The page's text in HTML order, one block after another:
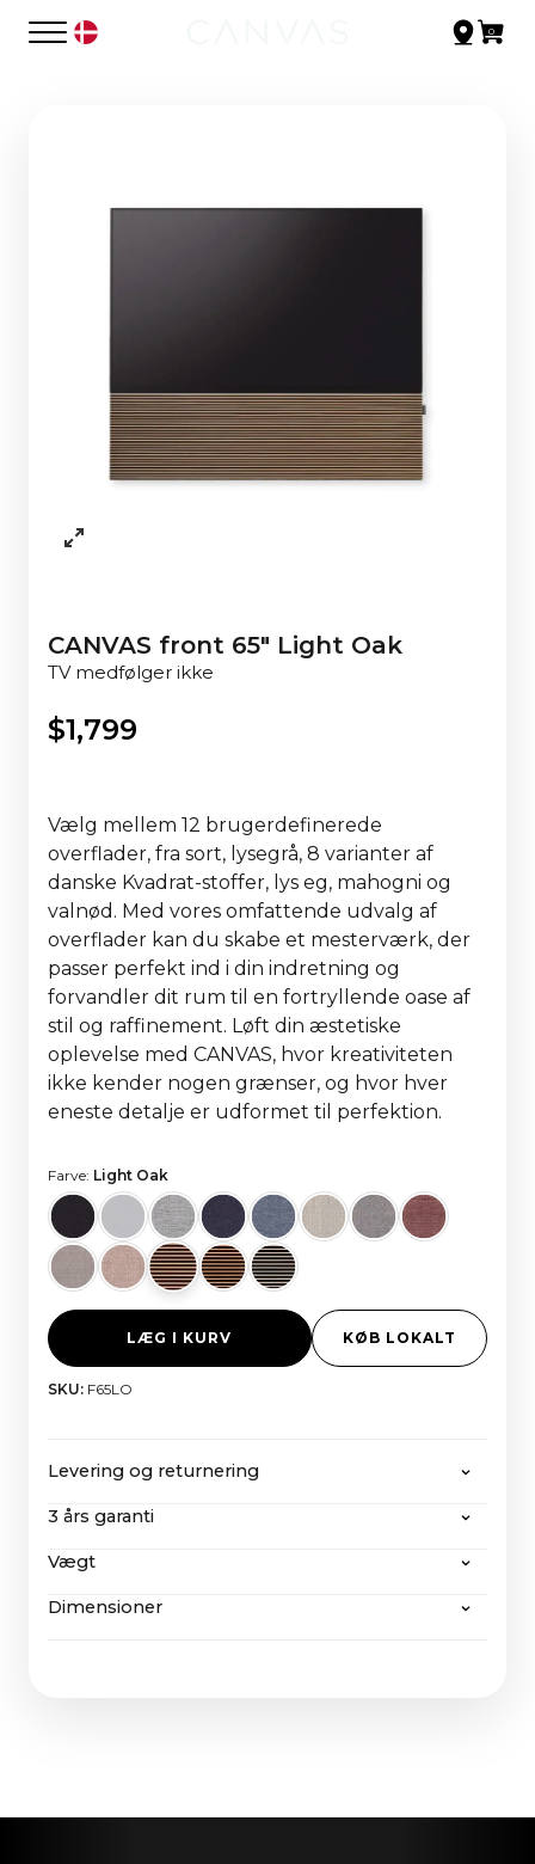
CANVAS front 65" Light Oak
TV medfølger ikke
$1,799
Vælg mellem 12 brugerdefinerede
overflader, fra sort, lysegrå, 8 varianter af
danske Kvadrat-stoffer, lys eg, mahogni og
valnød. Med vores omfattende udvalg af
overflader kan du skabe et mesterværk, der
passer perfekt ind i din indretning og
forvandler dit rum til en fortryllende oase af
stil og raffinement. Løft din æstetiske
oplevelse med CANVAS, hvor kreativiteten
ikke kender nogen grænser, og hvor hver
eneste detalje er udformet til perfektion.
Farve: Light Oak
LÆG I KURV KØB LOKALT
SKU: F65LO
Levering og returnering
CANVAS tilbyder gratis forsendelse på alle ordrer
importomkostninger. Hvis du ønsker at returnere
et produkt, kan du læse mere om
voresreturneringspolitik her
3 års garanti
Selv efter vores udvidede 3-års garanti vil CANVAS
konstruktion være let at understøtte, ligesom
Vægt
65" Stof: 2,7 kg
Dimensioner